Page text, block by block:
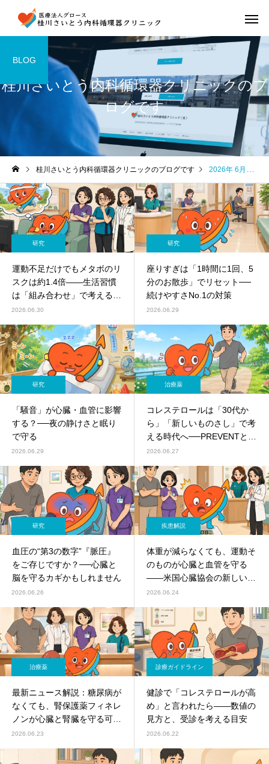
桂川さいとう内科循環器クリニックのブ
ログです
BLOG
桂川さいとう内科循環器クリニックのブログです 2026年 6月の記事一覧
研究
運動不足だけでもメタボのリ
スクは約1.4倍――生活習慣
は「組み合わせ」で考える時
代へ
2026.06.30
研究
座りすぎは「1時間に1回、5
分のお散歩」でリセット──
続けやすさNo.1の対策
2026.06.29
研究
「騒音」が心臓・血管に影響
する？──夜の静けさと眠り
で守る
2026.06.29
治療薬
コレステロールは「30代か
ら」「新しいものさし」で考
える時代へ──PREVENTと
Lp(a)
2026.06.27
研究
血圧の“第3の数字”『脈圧』
をご存じですか？──心臓と
脳を守るカギかもしれません
2026.06.26
疾患解説
体重が減らなくても、運動そ
のものが心臓と血管を守る
――米国心臓協会の新しい科
学的声明（2026）
2026.06.24
治療薬
最新ニュース解説：糖尿病が
なくても、腎保護薬フィネレ
ノンが心臓と腎臓を守る可能
性（NEJM・欧州腎臓学会
2026.06.23
診療ガイドライン
健診で「コレステロールが高
め」と言われたら——数値の
見方と、受診を考える目安
2026.06.22